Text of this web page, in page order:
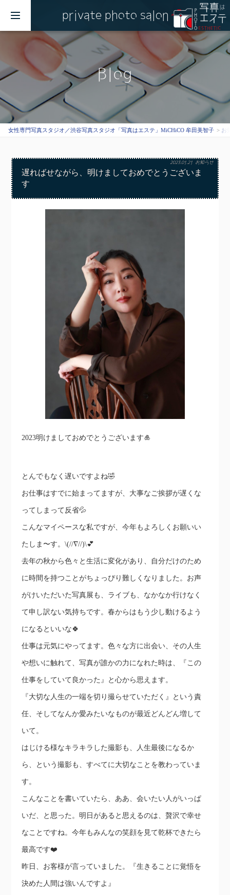
private photo salon
Blog
女性専門写真スタジオ／渋谷写真スタジオ「写真はエステ」MiCHiCO 牟田美智子 お
2023.01.21 お知らせ
遅ればせながら、明けましておめでとうございま
す
2023明けましておめでとうございます🎍
とんでもなく遅いですよね🤣
お仕事はすでに始まってますが、大事なご挨拶が遅くな
ってしまって反省💦
こんなマイペースな私ですが、今年もよろしくお願いい
たしま〜す。\(//∇//)\💕
去年の秋から色々と生活に変化があり、自分だけのため
に時間を持つことがちょっぴり難しくなりました。お声
がけいただいた写真展も、ライブも、なかなか行けなく
て申し訳ない気持ちです。春からはもう少し動けるよう
になるといいな🍀
仕事は元気にやってます。色々な方に出会い、その人生
や想いに触れて、写真が誰かの力になれた時は、『この
仕事をしていて良かった』と心から思えます。
『大切な人生の一端を切り撮らせていただく』という責
任、そしてなんか愛みたいなものが最近どんどん増して
いて。
はじける様なキラキラした撮影も、人生最後になるか
ら、という撮影も、すべてに大切なことを教わっていま
す。
こんなことを書いていたら、ああ、会いたい人がいっぱ
いだ、と思った。明日があると思えるのは、贅沢で幸せ
なことですね。今年もみんなの笑顔を見て乾杯できたら
最高です❤️
昨日、お客様が言っていました。『生きることに覚悟を
決めた人間は強いんですよ』